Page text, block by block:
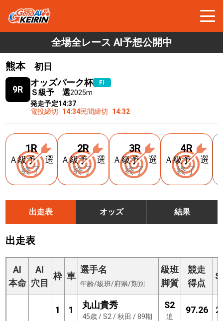
全場全レース AI予想公開中
熊本
初日
9R
オッズパーク杯 FⅠ
Ｓ級予 選2025m
発走予定14:37
電投締切
14:34民間締切 14:32
1R
Ａ級予 選
終了
2R
Ａ級予 選
終了
3R
Ａ級予 選
終了
4R
Ａ級予 選
終了
出走表 オッズ 結果
出走表
AI
本命
AI
穴目
枠 車
選手名
年齢/級班/府県/期別
級班
脚質
競走
得点
S
1 1 丸山貴秀
45歳 / S2 / 秋田 / 89期
S2
追
97.26 2